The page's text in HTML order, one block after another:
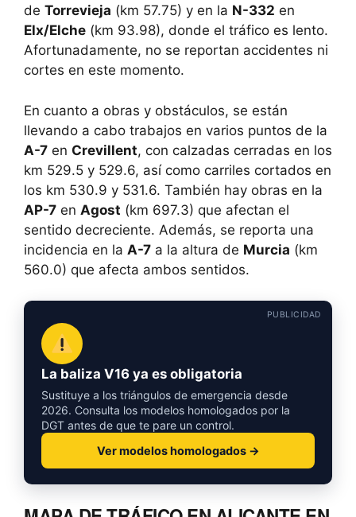
de Torrevieja (km 57.75) y en la N-332 en
Elx/Elche (km 93.98), donde el tráfico es lento.
Afortunadamente, no se reportan accidentes ni
cortes en este momento.
En cuanto a obras y obstáculos, se están
llevando a cabo trabajos en varios puntos de la
A-7 en Crevillent, con calzadas cerradas en los
km 529.5 y 529.6, así como carriles cortados en
los km 530.9 y 531.6. También hay obras en la
AP-7 en Agost (km 697.3) que afectan el
sentido decreciente. Además, se reporta una
incidencia en la A-7 a la altura de Murcia (km
560.0) que afecta ambos sentidos.
PUBLICIDAD
La baliza V16 ya es obligatoria
Sustituye a los triángulos de emergencia desde
2026. Consulta los modelos homologados por la
DGT antes de que te pare un control.
Ver modelos homologados →